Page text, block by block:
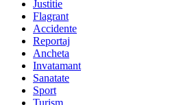
Justitie
Flagrant
Accidente
Reportaj
Ancheta
Invatamant
Sanatate
Sport
Turism